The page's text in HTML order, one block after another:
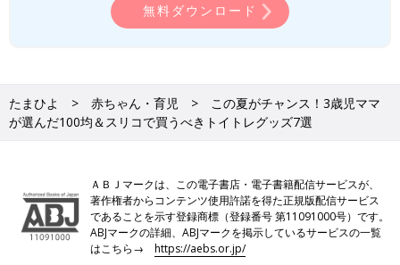
無料ダウンロード
たまひよ 赤ちゃん・育児
この夏がチャンス！3歳児ママ
が選んだ100均＆スリコで買うべきトイトレグッズ7選
ＡＢＪマークは、この電子書店・電子書籍配信サービスが、
著作権者からコンテンツ使用許諾を得た正規版配信サービス
であることを示す登録商標（登録番号 第11091000号）です。
ABJマークの詳細、ABJマークを掲示しているサービスの一覧
はこちら→https://aebs.or.jp/